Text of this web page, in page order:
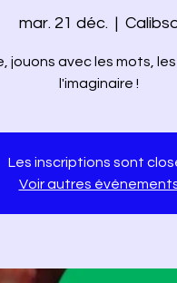
mar. 21 déc.
  |
jouons avec les mots,
l'imaginaire !
Les inscriptions sont
Voir autres